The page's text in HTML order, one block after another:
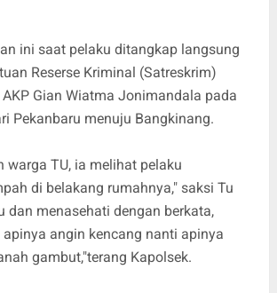
ini saat pelaku ditangkap langsung
Reserse Kriminal (Satreskrim)
AKP Gian Wiatma Jonimandala pada
Pekanbaru menuju Bangkinang.
warga TU, ia melihat pelaku
di belakang rumahnya," saksi Tu
dan menasehati dengan berkata,
angin kencang nanti apinya
gambut,"terang Kapolsek.